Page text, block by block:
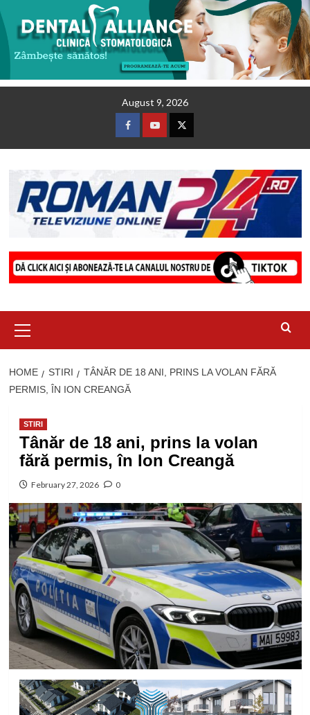
August 9, 2026
FacebookYoutubeTwitter
Menu
HOME STIRI
TÂNĂR DE 18 ANI, PRINS LA VOLAN FĂRĂ
PERMIS, ÎN ION CREANGĂ
STIRI
Tânăr de 18 ani, prins la volan
fără permis, în Ion Creangă
February 27, 2026 0